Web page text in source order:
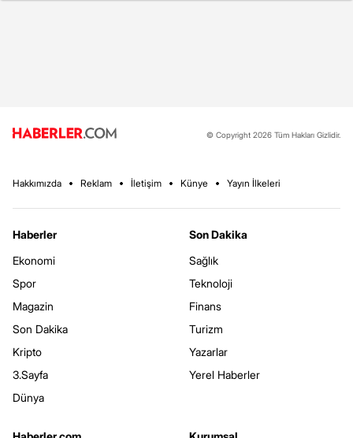
© Copyright 2026 Tüm Hakları Gizlidir.
Hakkımızda Reklam İletişim Künye Yayın İlkeleri
Haberler
Ekonomi
Spor
Magazin
Son Dakika
Kripto
3.Sayfa
Dünya
Son Dakika
Sağlık
Teknoloji
Finans
Turizm
Yazarlar
Yerel Haberler